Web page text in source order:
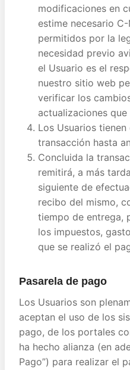
modificaciones en
estime necesario
permitidos por la
necesidad previo
el Usuario es el
nuestro sitio web
verificar los
actualizaciones que
Los Usuarios
transacción hasta
Concluida la
remitirá, a más
siguiente de
recibo del mismo,
tiempo de entrega,
los impuestos,
que se realizó el
Pasarela de pago
Los Usuarios son
aceptan el uso de los
pago, de los portales
ha hecho alianza (en
Pago”) para realizar el